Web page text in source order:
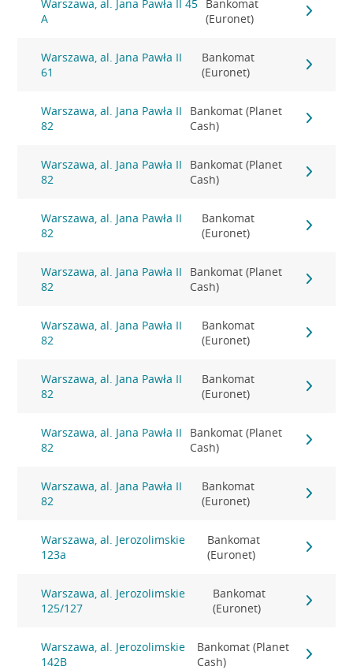
Warszawa, al. Jana Pawła II 45
A
Bankomat
(Euronet)
Warszawa, al. Jana Pawła II
61
Bankomat
(Euronet)
Warszawa, al. Jana Pawła II
82
Bankomat (Planet
Cash)
Warszawa, al. Jana Pawła II
82
Bankomat (Planet
Cash)
Warszawa, al. Jana Pawła II
82
Bankomat
(Euronet)
Warszawa, al. Jana Pawła II
82
Bankomat (Planet
Cash)
Warszawa, al. Jana Pawła II
82
Bankomat
(Euronet)
Warszawa, al. Jana Pawła II
82
Bankomat
(Euronet)
Warszawa, al. Jana Pawła II
82
Bankomat (Planet
Cash)
Warszawa, al. Jana Pawła II
82
Bankomat
(Euronet)
Warszawa, al. Jerozolimskie
123a
Bankomat
(Euronet)
Warszawa, al. Jerozolimskie
125/127
Bankomat
(Euronet)
Warszawa, al. Jerozolimskie
142B
Bankomat (Planet
Cash)